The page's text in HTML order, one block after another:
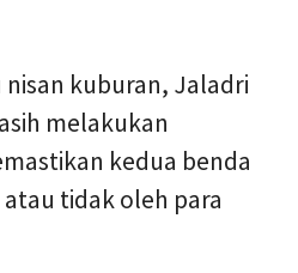
kuburan, Jaladri
melakukan
kedua benda
tidak oleh para